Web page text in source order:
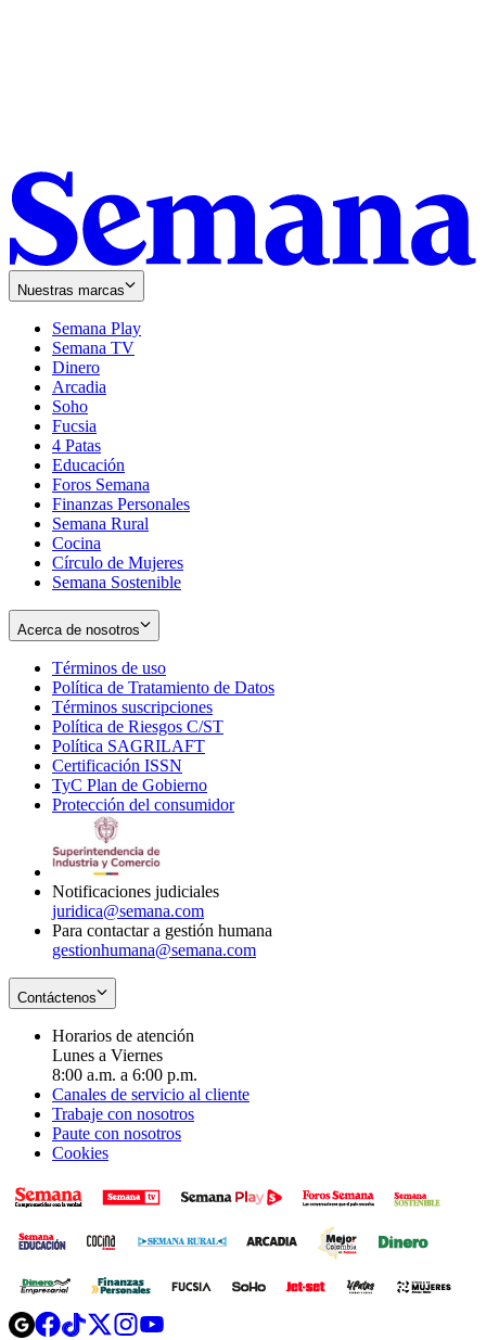
Nuestras marcas
Semana Play
Semana TV
Dinero
Arcadia
Soho
in
new
window
Fucsia
in
new
window
4 Patas
Educación
Foros Semana
Finanzas Personales
Semana Rural
Cocina
Círculo de Mujeres
Semana Sostenible
Acerca de nosotros
Términos de uso
in
new
window
Política de Tratamiento de Datos
Términos suscripciones
in
Política de Riesgos C/ST
Política SAGRILAFT
new
window
Certificación ISSN
in
new
TyC Plan de Gobierno
in
Protección del consumidorOpens
Notificaciones judiciales
juridica@semana.com
Para contactar a gestión humana
gestionhumana@semana.com
Contáctenos
Horarios de atención
Lunes a Viernes
8:00 a.m. a 6:00 p.m.
Canales de servicio al cliente
Trabaje con nosotros
Paute con nosotros
Cookies
OpensOpensOpensOpens